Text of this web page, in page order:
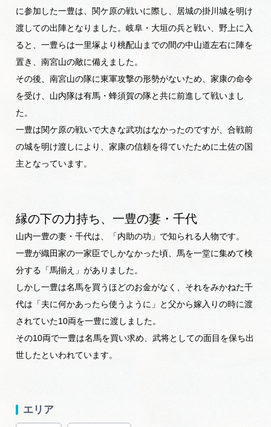
に参加した一豊は、関ケ原の戦いに際し、居城の掛川城を明け
渡しての出陣となりました。岐阜・大垣の兵と戦い、野上に入
ると、一豊らは一里塚より桃配山までの間の中山道左右に陣を
置き、南宮山の敵に備えました。
その後、南宮山の隊に東軍攻撃の形勢がないため、家康の命令
を受け、山内隊は有馬・蜂須賀の隊と共に前進して戦いまし
た。
一豊は関ケ原の戦いで大きな武功はなかったのですが、合戦前
の城を明け渡しにより、家康の信頼を得ていたために土佐の国
主となっています。
縁の下の力持ち、一豊の妻・千代
山内一豊の妻・千代は、「内助の功」で知られる人物です。
一豊が織田家の一家臣でしかなかった頃、馬を一堂に集めて検
分する「馬揃え」がありました。
しかし一豊は名馬を買うほどのお金がなく、それをみかねた千
代は「夫に何かあったら使うように」と父から嫁入りの時に渡
されていた10両を一豊に渡しました。
その10両で一豊は名馬を買い求め、武将としての面目を保ち出
世したといわれています。
エリア